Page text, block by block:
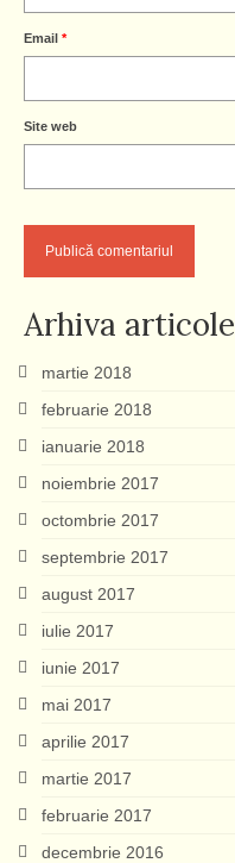
Email *
Site web
Arhiva articole
martie 2018
februarie 2018
ianuarie 2018
noiembrie 2017
octombrie 2017
septembrie 2017
august 2017
iulie 2017
iunie 2017
mai 2017
aprilie 2017
martie 2017
februarie 2017
decembrie 2016